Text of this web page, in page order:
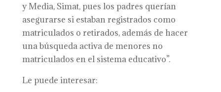
y Media, Simat, pues los padres querían
asegurarse si estaban registrados como
matriculados o retirados, además de hacer
una búsqueda activa de menores no
matriculados en el sistema educativo”.
Le puede interesar: